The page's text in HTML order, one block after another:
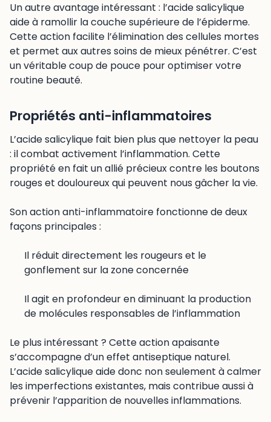
Un autre avantage intéressant : l’acide salicylique
aide à ramollir la couche supérieure de l’épiderme.
Cette action facilite l’élimination des cellules mortes
et permet aux autres soins de mieux pénétrer. C’est
un véritable coup de pouce pour optimiser votre
routine beauté.
Propriétés anti-inflammatoires
L’acide salicylique fait bien plus que nettoyer la peau
: il combat activement l’inflammation. Cette
propriété en fait un allié précieux contre les boutons
rouges et douloureux qui peuvent nous gâcher la vie.
Son action anti-inflammatoire fonctionne de deux
façons principales :
Il réduit directement les rougeurs et le
gonflement sur la zone concernée
Il agit en profondeur en diminuant la production
de molécules responsables de l’inflammation
Le plus intéressant ? Cette action apaisante
s’accompagne d’un effet antiseptique naturel.
L’acide salicylique aide donc non seulement à calmer
les imperfections existantes, mais contribue aussi à
prévenir l’apparition de nouvelles inflammations.